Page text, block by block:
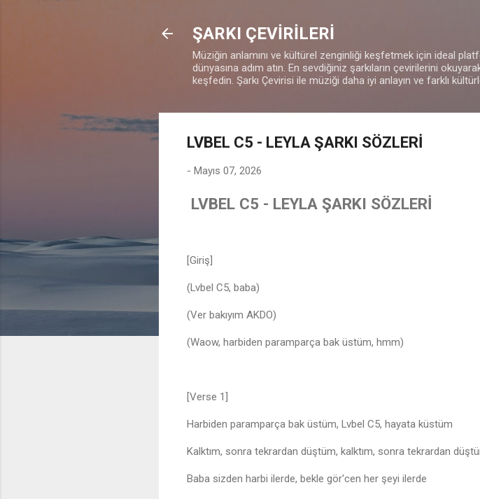
ŞARKI ÇEVİRİLERİ
Müziğin anlamını ve kültürel zenginliği keşfetmek için ideal
dünyasına adım atın. En sevdiğiniz şarkıların çevirilerini
keşfedin. Şarkı Çevirisi ile müziği daha iyi anlayın ve farklı
LVBEL C5 - LEYLA ŞARKI SÖZLERİ
- Mayıs 07, 2026
LVBEL C5 - LEYLA ŞARKI SÖZLERİ
[Giriş]
(Lvbel C5, baba)
(Ver bakıyım AKDO)
(Waow, harbiden paramparça bak üstüm, hmm)
[Verse 1]
Harbiden paramparça bak üstüm, Lvbel C5, hayata küstüm
Kalktım, sonra tekrardan düştüm, kalktım, sonra tekrardan
Baba sizden harbi ilerde, bekle gör'cen her şeyi ilerde